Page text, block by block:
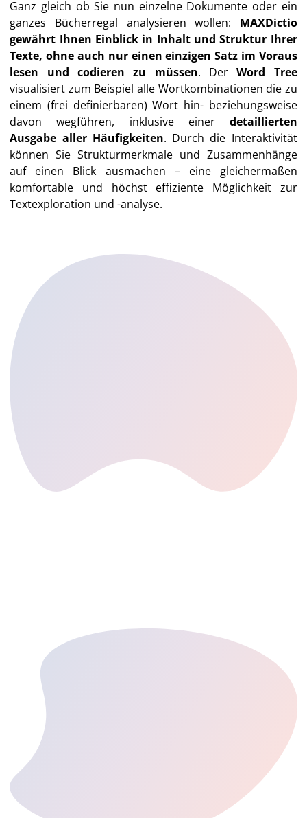
Ganz gleich ob Sie nun einzelne Dokumente oder ein
ganzes Bücherregal analysieren wollen: MAXDictio
gewährt Ihnen Einblick in Inhalt und Struktur Ihrer
Texte, ohne auch nur einen einzigen Satz im Voraus
lesen und codieren zu müssen. DerWord Tree
visualisiert zum Beispiel alle Wortkombinationen die zu
einem (frei definierbaren) Wort hin- beziehungsweise
davon wegführen, inklusive einer detaillierten
Ausgabe aller Häufigkeiten. Durch die Interaktivität
können Sie Strukturmerkmale und Zusammenhänge
auf einen Blick ausmachen – eine gleichermaßen
komfortable und höchst effiziente Möglichkeit zur
Textexploration und -analyse.